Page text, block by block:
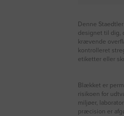
Denne
designet til dig,
krævende
kontrolleret
etiketter eller
Blækket er
risikoen for
miljøer,
præcision er